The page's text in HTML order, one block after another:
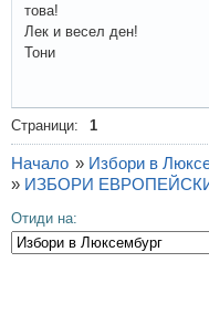
това!
Лек и весел ден!
Тони
Страници: 1
Начало » Избори в
» ИЗБОРИ
Отиди на: